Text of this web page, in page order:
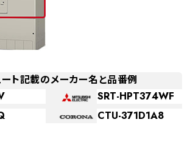
ト記載のメーカー名と品番例
SRT-HPT374WF
CTU-371D1A8